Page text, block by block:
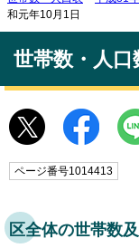
和元年10月1日
世帯数・人
ページ番号1014413
区全体の世帯数